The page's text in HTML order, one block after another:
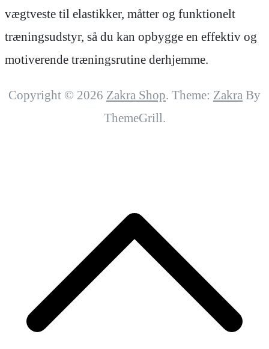
vægtveste til elastikker, måtter og funktionelt
træningsudstyr, så du kan opbygge en effektiv og
motiverende træningsrutine derhjemme.
Copyright © 2026 Zakra Shop. Theme: Zakra By
ThemeGrill.